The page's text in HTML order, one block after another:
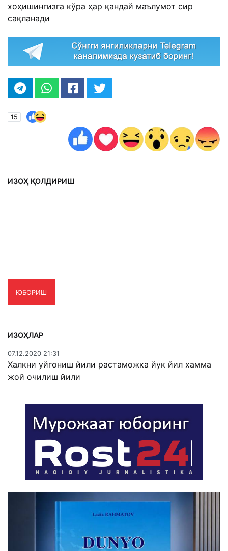
хоҳишингизга кўра ҳар қандай маълумот сир
сақланади
15
ИЗОҲ ҚОЛДИРИШ
ЮБОРИШ
ИЗОҲЛАР
07.12.2020 21:31
Халкни уйгониш йили растаможка йук йил хамма
жой очилиш йили